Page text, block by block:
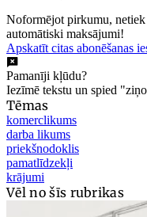
Noformējot pirkumu, netiek
automātiski maksājumi!
Apskatīt citas abonēšanas
Pamanīji kļūdu?
Iezīmē tekstu un spied
Tēmas
komerclikums
darba likums
priekšnodoklis
pamatlīdzekļi
krājumi
Vēl no šīs rubrikas